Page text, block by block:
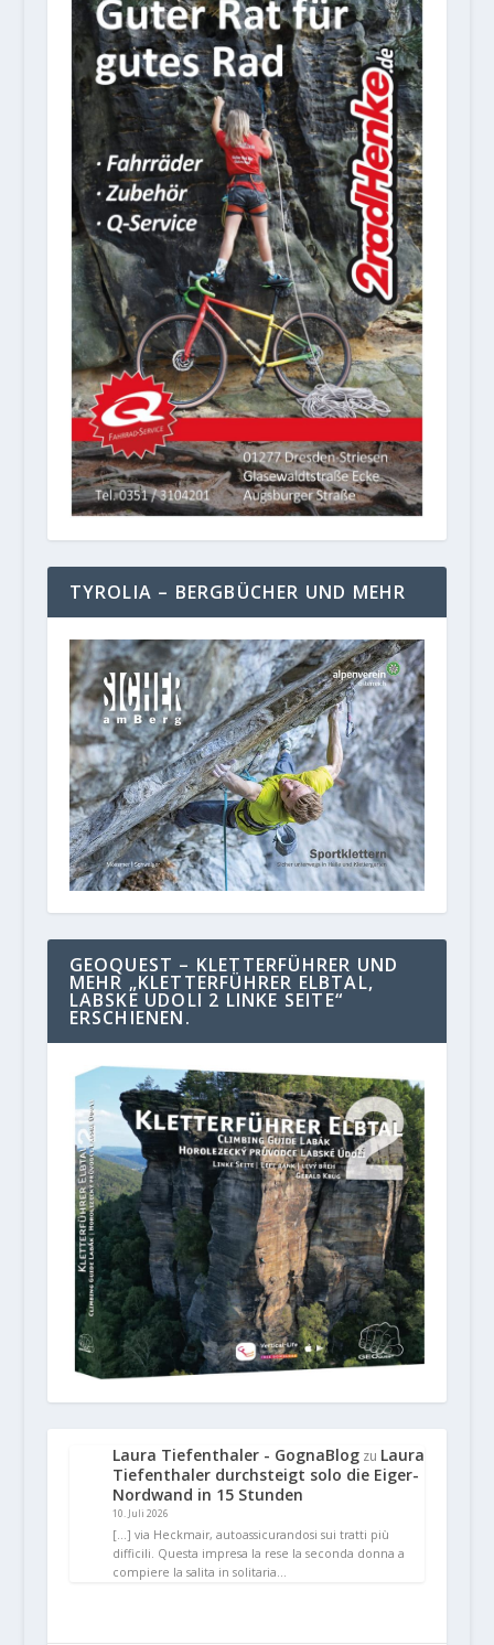
TYROLIA – BERGBÜCHER UND MEHR
GEOQUEST – KLETTERFÜHRER UND
MEHR „KLETTERFÜHRER ELBTAL,
LABSKE UDOLI 2 LINKE SEITE“
ERSCHIENEN.
Laura Tiefenthaler - GognaBlogzu Laura
Tiefenthaler durchsteigt solo die Eiger-
Nordwand in 15 Stunden
10. Juli 2026
[…] via Heckmair, autoassicurandosi sui tratti più
difficili. Questa impresa la rese la seconda donna a
compiere la salita in solitaria…